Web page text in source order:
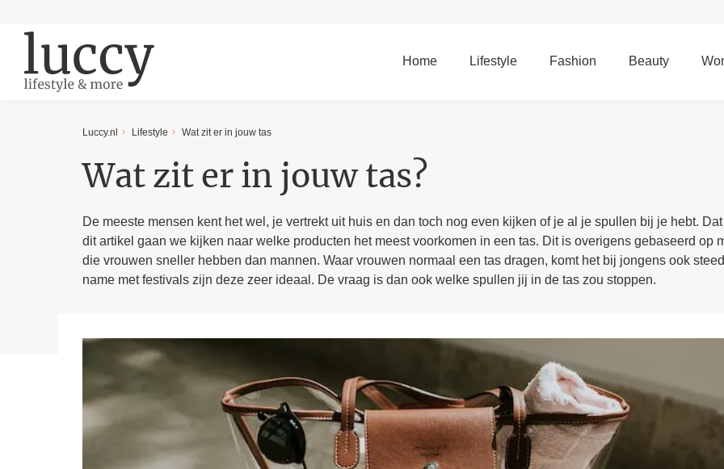
Home Lifestyle Fashion Beauty
Luccy.nl Lifestyle Wat zit er in jouw tas
Wat zit er in jouw tas?
De meeste mensen kent het wel, je vertrekt uit huis en dan toch nog even kijken of je al je spullen bij je hebt.
dit artikel gaan we kijken naar welke producten het meest voorkomen in een tas. Dit is overigens gebaseerd op
die vrouwen sneller hebben dan mannen. Waar vrouwen normaal een tas dragen, komt het bij jongens ook
name met festivals zijn deze zeer ideaal. De vraag is dan ook welke spullen jij in de tas zou stoppen.